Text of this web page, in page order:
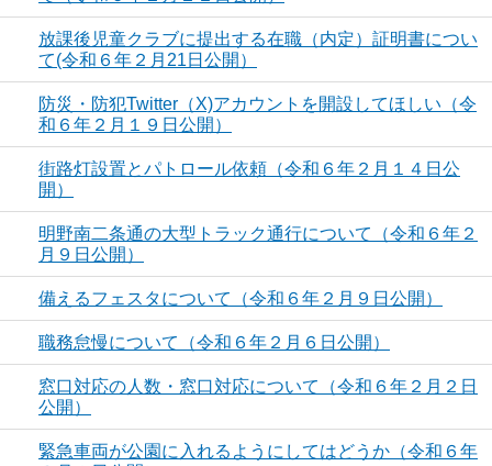
放課後児童クラブに提出する在職（内定）証明書につい
て(令和６年２月21日公開）
防災・防犯Twitter（X)アカウントを開設してほしい（令
和６年２月１９日公開）
街路灯設置とパトロール依頼（令和６年２月１４日公
開）
明野南二条通の大型トラック通行について（令和６年２
月９日公開）
備えるフェスタについて（令和６年２月９日公開）
職務怠慢について（令和６年２月６日公開）
窓口対応の人数・窓口対応について（令和６年２月２日
公開）
緊急車両が公園に入れるようにしてはどうか（令和６年